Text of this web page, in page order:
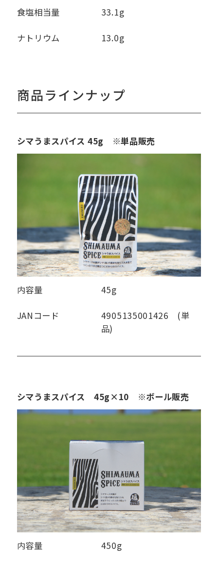
食塩相当量 33.1g
ナトリウム 13.0g
商品ラインナップ
シマうまスパイス 45g ※単品販売
内容量 45g
JANコード
4905135001426 (単
品)
シマうまスパイス 45g×10 ※ボール販売
内容量 450g